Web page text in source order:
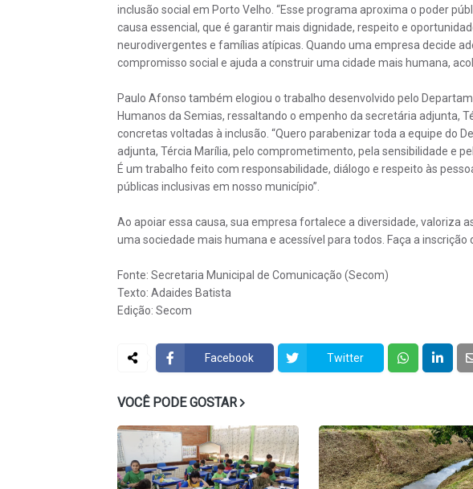
inclusão social em Porto Velho. “Esse programa aproxima o poder
causa essencial, que é garantir mais dignidade, respeito e
neurodivergentes e famílias atípicas. Quando uma empresa decide
compromisso social e ajuda a construir uma cidade mais humana,
Paulo Afonso também elogiou o trabalho desenvolvido pelo
Humanos da Semias, ressaltando o empenho da secretária adjunta,
concretas voltadas à inclusão. “Quero parabenizar toda a equipe do
adjunta, Tércia Marília, pelo comprometimento, pela sensibilidade e
É um trabalho feito com responsabilidade, diálogo e respeito às
públicas inclusivas em nosso município”.
Ao apoiar essa causa, sua empresa fortalece a diversidade, valoriza
uma sociedade mais humana e acessível para todos. Faça a inscrição
Fonte: Secretaria Municipal de Comunicação (Secom)
Texto: Adaides Batista
Edição: Secom
Facebook Twitter
VOCÊ PODE GOSTAR